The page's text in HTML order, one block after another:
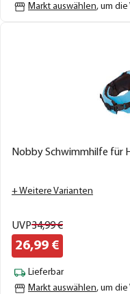
Markt auswählen, um
Nobby Schwimmhilfe für
+ Weitere Varianten
UVP34,99€
26,99 €
Lieferbar
Markt auswählen, um